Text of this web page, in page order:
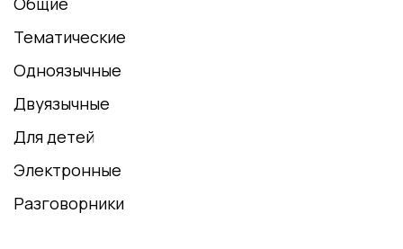
Тематические
Одноязычные
Двуязычные
Для детей
Электронные
Разговорники